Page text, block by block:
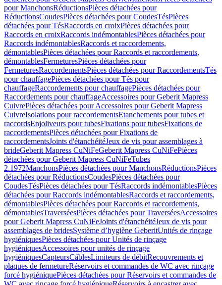
pour ManchonsRéductionsPièces détachées pour
RéductionsCoudesPièces détachées pour CoudesTésPièces
détachées pour TésRaccords en croixPièces détachées pour
Raccords en croixRaccords indémontablesPièces détachées pour
Raccords indémontablesRaccords et raccordements,
démontablesPièces détachées pour Raccords et raccordements,
démontablesFermeturesPièces détachées pour
FermeturesRaccordementsPièces détachées pour RaccordementsTés
pour chauffagePièces détachées pour Tés pour
chauffageRaccordements pour chauffagePièces détachées pour
Raccordements pour chauffageAccessoires pour Geberit Mapress
CuivrePièces détachées pour Accessoires pour Geberit Mapress
CuivreIsolations pour raccordementsEtanchements pour tubes et
raccordsEnjoliveurs pour tubesFixations pour tubesFixations de
raccordementsPièces détachées pour Fixations de
raccordementsJoints d'étanchéitéJeux de vis pour assemblages à
brideGeberit Mapress CuNiFeGeberit Mapress CuNiFePièces
détachées pour Geberit Mapress CuNiFeTubes
2.1972ManchonsPièces détachées pour ManchonsRéductionsPièces
détachées pour RéductionsCoudesPièces détachées pour
CoudesTésPièces détachées pour TésRaccords indémontablesPièces
détachées pour Raccords indémontablesRaccords et raccordements,
démontablesPièces détachées pour Raccords et raccordements,
démontablesTraverséesPièces détachées pour TraverséesAccessoires
pour Geberit Mapress CuNiFeJoints d'étanchéitéJeux de vis pour
assemblages de bridesSystème d’hygiène GeberitUnités de rinçage
hygiéniquesPièces détachées pour Unités de rinçage
hygiéniquesAccessoires pour unités de rinçage
hygiéniquesCapteursCâblesLimiteurs de débitRecouvrements et
plaques de fermetureRéservoirs et commandes de WC avec rinçage
forcé hygiéniquePièces détachées pour Réservoirs et commandes de